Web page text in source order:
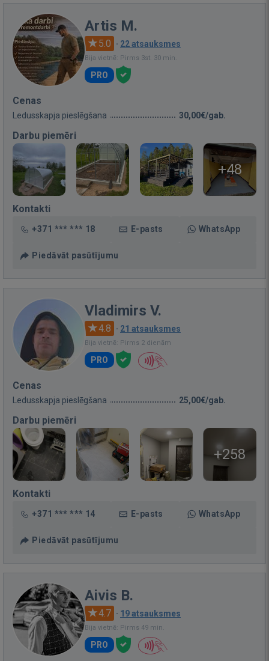
Artis M.
5.0 · 22 atsauksmes
Bija vietnē: Pirms 3st. 30 min.
PRO
Cenas
Ledusskapja pieslēgšana 30,00€/gab.
Darbu piemēri
+48
Kontakti
+371 *** *** 18 E-pasts WhatsApp
Piedāvāt pasūtījumu
Vladimirs V.
4.8 · 21 atsauksmes
Bija vietnē: Pirms 2 dienām
PRO
Cenas
Ledusskapja pieslēgšana 25,00€/gab.
Darbu piemēri
+258
Kontakti
+371 *** *** 14 E-pasts WhatsApp
Piedāvāt pasūtījumu
Aivis B.
4.7 · 19 atsauksmes
Bija vietnē: Pirms 49 min.
PRO